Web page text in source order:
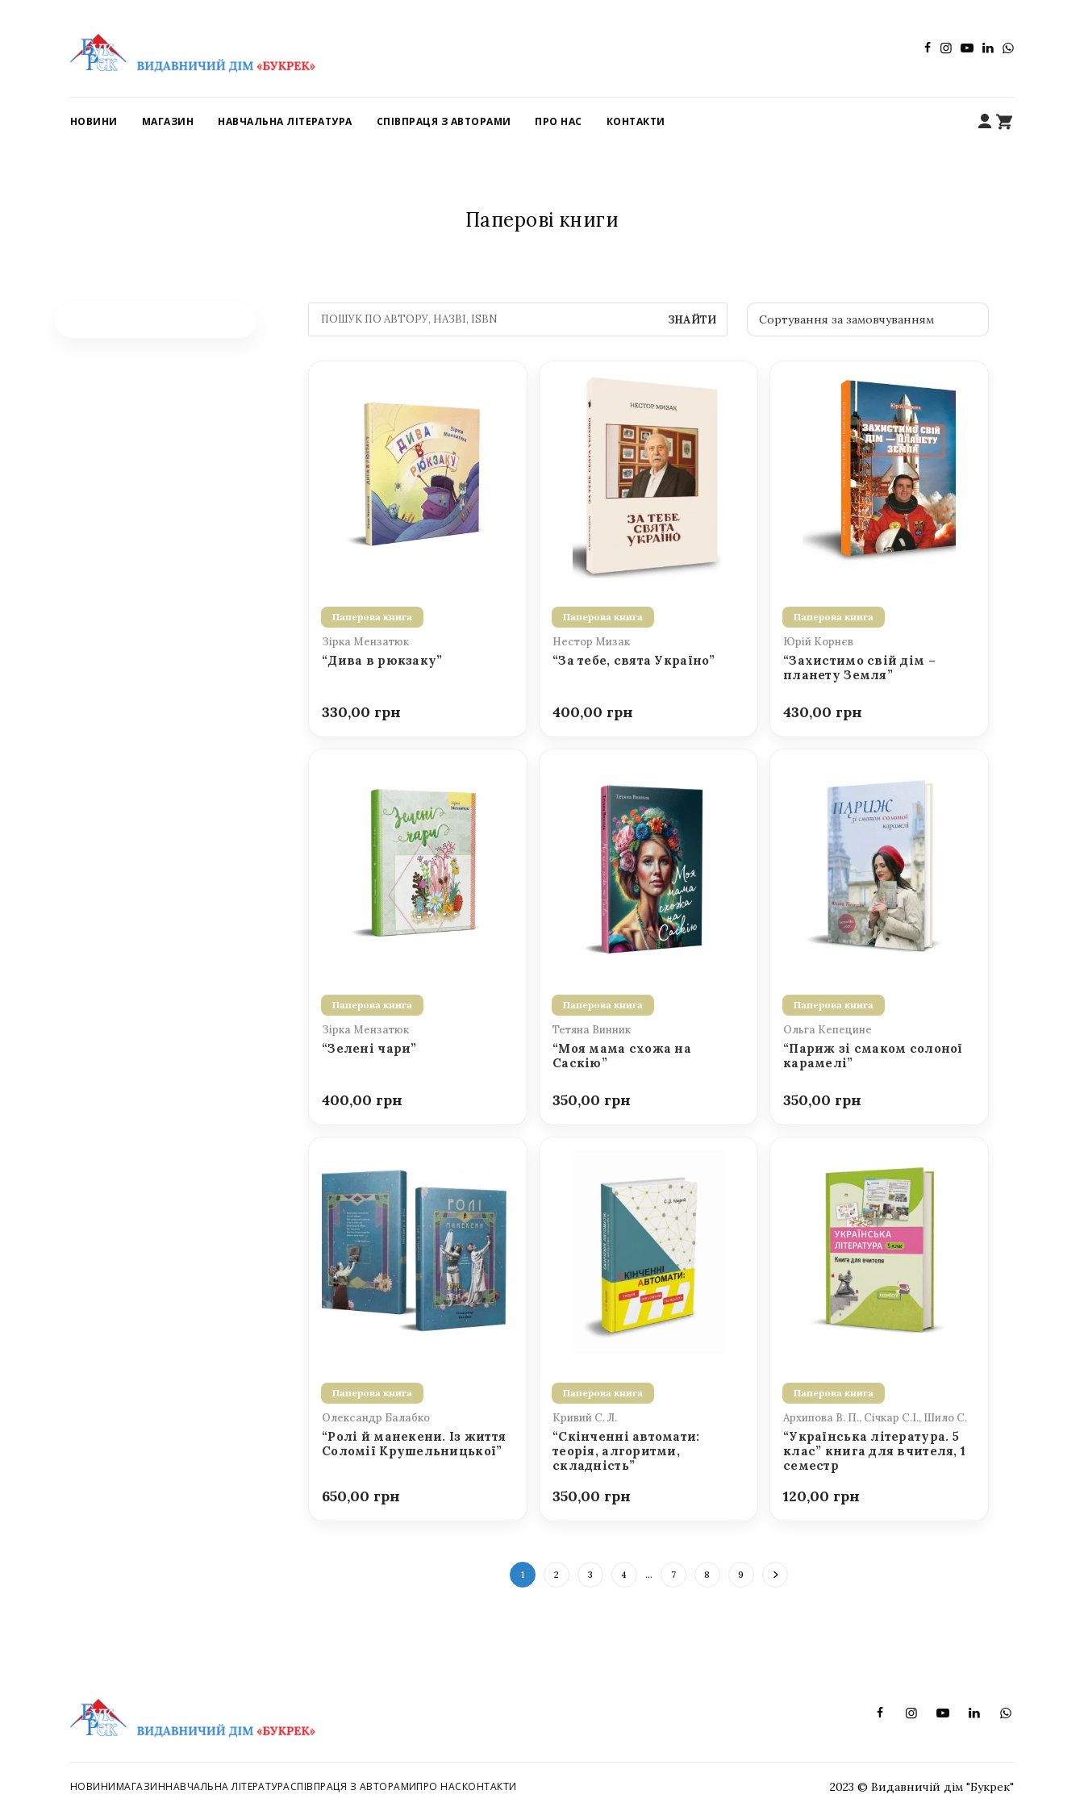
НОВИНИ МАГАЗИН НАВЧАЛЬНА ЛІТЕРАТУРА СПІВПРАЦЯ З АВТОРАМИ ПРО НАС КОНТАКТИ
Паперові книги
ЗНАЙТИ
Паперова книга
Зірка Мензатюк
“Дива в рюкзаку”
330,00
Паперова книга
Нестор Мизак
“За тебе, свята Україно”
400,00
Паперова книга
Юрій Корнєв
“Захистимо свій дім –
планету Земля”
430,00
Паперова книга
Зірка Мензатюк
“Зелені чари”
400,00
Паперова книга
Тетяна Винник
“Моя мама схожа на
Саскію”
350,00
Паперова книга
Ольга Кепецине
“Париж зі смаком солоної
карамелі”
350,00
Паперова книга
Олександр Балабко
“Ролі й манекени. Із життя
Соломії Крушельницької”
650,00
Паперова книга
Кривий С. Л.
“Скінченні автомати:
теорія, алгоритми,
складність”
350,00
Паперова книга
Архипова В. П., Січкар С.І., Шило С.
“Українська література. 5
клас” книга для вчителя, 1
семестр
120,00
1 2 3 4 … 7 8 9
НОВИНИМАГАЗИННАВЧАЛЬНА ЛІТЕРАТУРАСПІВПРАЦЯ З АВТОРАМИПРО НАСКОНТАКТИ 2023 © Видавничій дім "Букрек"